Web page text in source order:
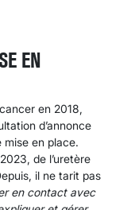
EN
en 2018,
d’annonce
mise en place.
de l’uretère
il ne tarit pas
en contact avec